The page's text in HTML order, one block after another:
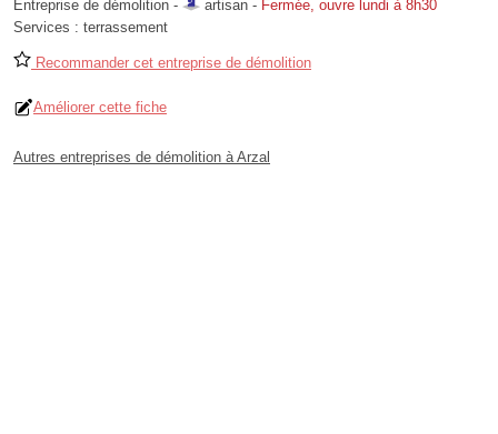
Entreprise de démolition - artisan - Fermée, ouvre lundi à 8h30
Services : terrassement
Recommander cet entreprise de démolition
Améliorer cette fiche
Autres entreprises de démolition à Arzal